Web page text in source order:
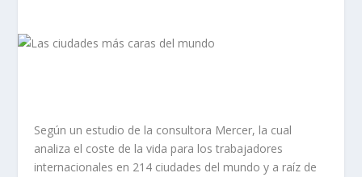
Según un estudio de la consultora Mercer, la cual
analiza el coste de la vida para los trabajadores
internacionales en 214 ciudades del mundo y a raíz de